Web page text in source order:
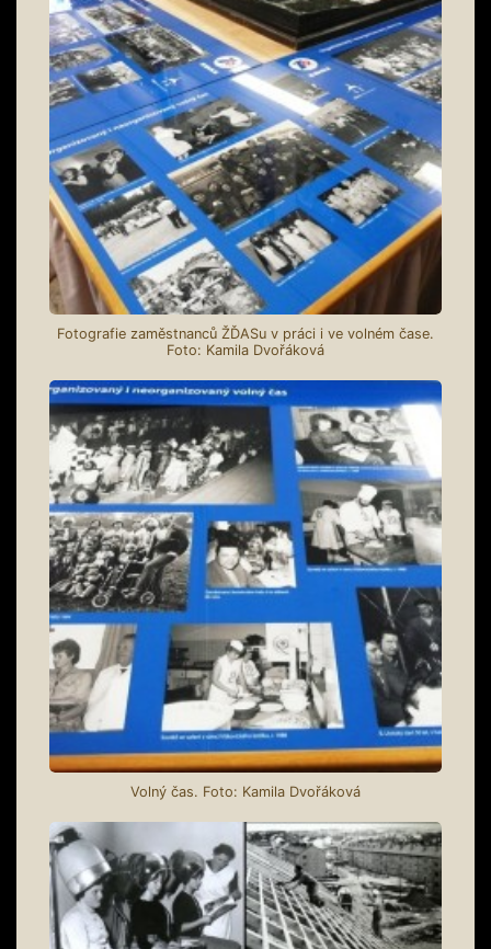
Fotografie zaměstnanců ŽĎASu v práci i ve volném čase.
Foto: Kamila Dvořáková
Volný čas. Foto: Kamila Dvořáková